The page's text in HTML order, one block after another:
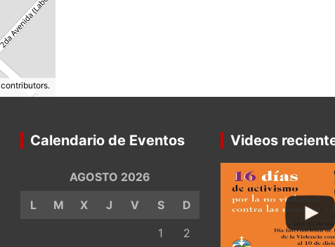
contributors.
Calendario de Eventos
AGOSTO 2026
L
M X J V S
D
1
2
Videos